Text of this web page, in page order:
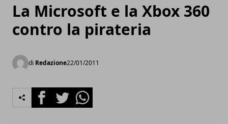
La Microsoft e la Xbox 360
contro la pirateria
di Redazione22/01/2011
FacebookTwitterWhatsapp